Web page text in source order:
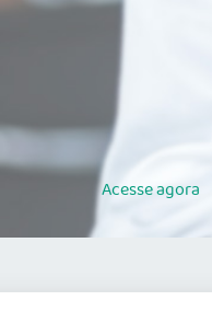
Acesseagora